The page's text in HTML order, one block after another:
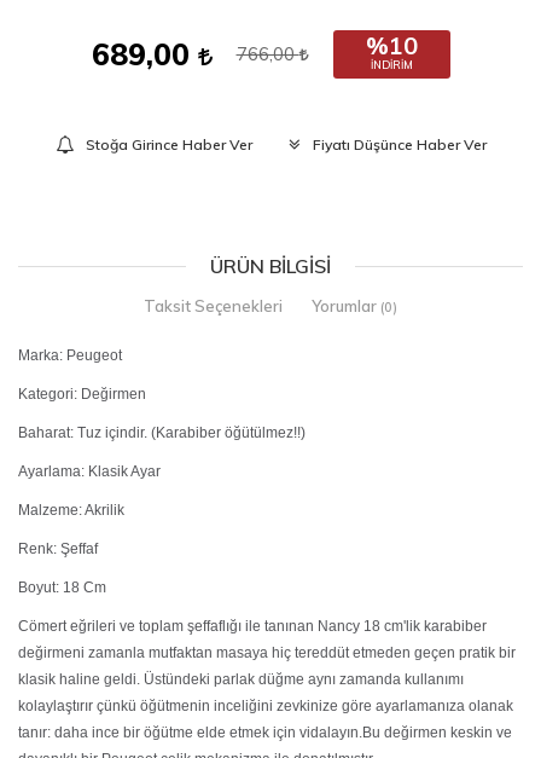
689,00 766,00 %10
İNDIRIM
Stoğa Girince Haber Ver Fiyatı Düşünce Haber Ver
ÜRÜN BILGISI
Taksit Seçenekleri Yorumlar (0)
Marka: Peugeot
Kategori: Değirmen
Baharat: Tuz içindir. (Karabiber öğütülmez!!)
Ayarlama: Klasik Ayar
Malzeme: Akrilik
Renk: Şeffaf
Boyut: 18 Cm
Cömert eğrileri ve toplam şeffaflığı ile tanınan Nancy 18 cm'lik karabiber
değirmeni zamanla mutfaktan masaya hiç tereddüt etmeden geçen pratik bir
klasik haline geldi. Üstündeki parlak düğme aynı zamanda kullanımı
kolaylaştırır çünkü öğütmenin inceliğini zevkinize göre ayarlamanıza olanak
tanır: daha ince bir öğütme elde etmek için vidalayın.Bu değirmen keskin ve